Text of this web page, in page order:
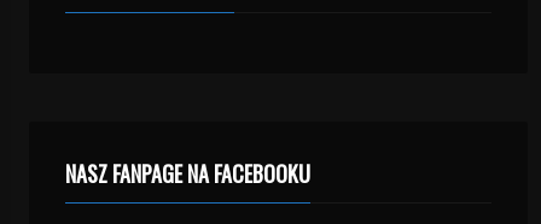
NASZ FANPAGE NA FACEBOOKU